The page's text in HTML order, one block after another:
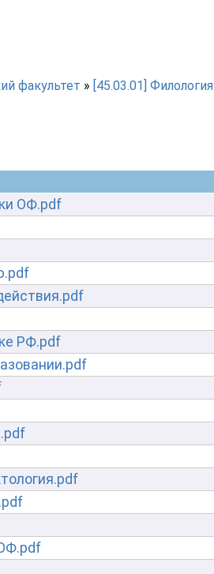
факультет » [45.03.01] Филология
ОФ.pdf
РФ.pdf